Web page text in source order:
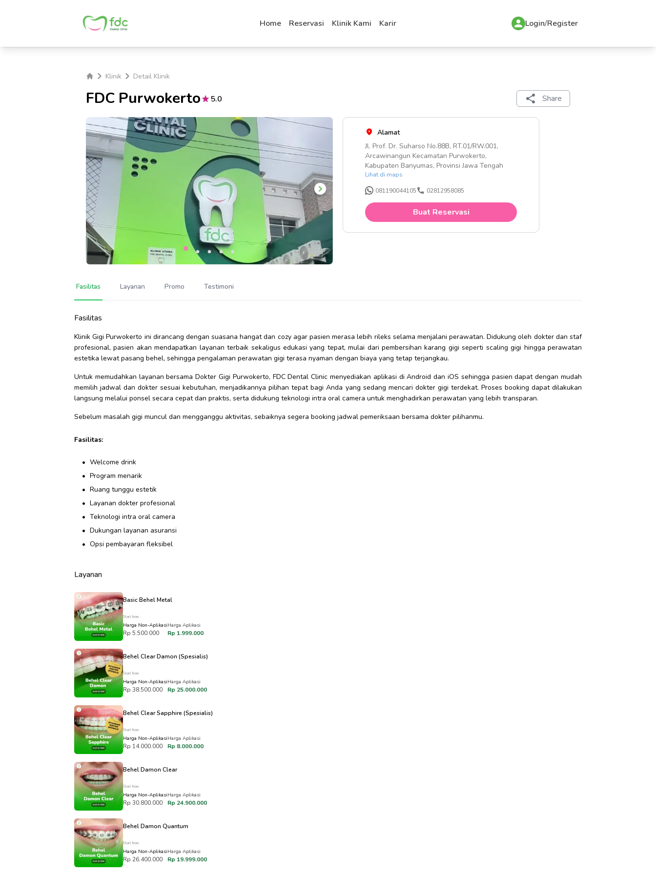
Home Reservasi Klinik Kami Karir Login/Register
Klinik Detail Klinik
FDC Purwokerto 5.0 Share
Alamat
Jl. Prof. Dr. Suharso No.88B, RT.01/RW.001,
Arcawinangun Kecamatan Purwokerto,
Kabupaten Banyumas, Provinsi Jawa Tengah
Lihat di maps
081190044105 02812958085
Buat Reservasi
Fasilitas Layanan Promo Testimoni
Fasilitas
Klinik Gigi Purwokerto ini dirancang dengan suasana hangat dan cozy agar pasien merasa lebih rileks selama menjalani perawatan. Didukung oleh dokter dan staf
profesional, pasien akan mendapatkan layanan terbaik sekaligus edukasi yang tepat, mulai dari pembersihan karang gigi seperti scaling gigi hingga perawatan
estetika lewat pasang behel, sehingga pengalaman perawatan gigi terasa nyaman dengan biaya yang tetap terjangkau.
Untuk memudahkan layanan bersama Dokter Gigi Purwokerto, FDC Dental Clinic menyediakan aplikasi di Android dan iOS sehingga pasien dapat dengan mudah
memilih jadwal dan dokter sesuai kebutuhan, menjadikannya pilihan tepat bagi Anda yang sedang mencari dokter gigi terdekat. Proses booking dapat dilakukan
langsung melalui ponsel secara cepat dan praktis, serta didukung teknologi intra oral camera untuk menghadirkan perawatan yang lebih transparan.
Sebelum masalah gigi muncul dan mengganggu aktivitas, sebaiknya segera booking jadwal pemeriksaan bersama dokter pilihanmu.
Fasilitas:
Welcome drink
Program menarik
Ruang tunggu estetik
Layanan dokter profesional
Teknologi intra oral camera
Dukungan layanan asuransi
Opsi pembayaran fleksibel
Layanan
Basic Behel Metal
Start from
Harga Non-Aplikasi
Rp 5.500.000
Harga Aplikasi
Rp 1.999.000
Behel Clear Damon (Spesialis)
Start from
Harga Non-Aplikasi
Rp 38.500.000
Harga Aplikasi
Rp 25.000.000
Behel Clear Sapphire (Spesialis)
Start from
Harga Non-Aplikasi
Rp 14.000.000
Harga Aplikasi
Rp 8.000.000
Behel Damon Clear
Start from
Harga Non-Aplikasi
Rp 30.800.000
Harga Aplikasi
Rp 24.900.000
Behel Damon Quantum
Start from
Harga Non-Aplikasi
Rp 26.400.000
Harga Aplikasi
Rp 19.999.000